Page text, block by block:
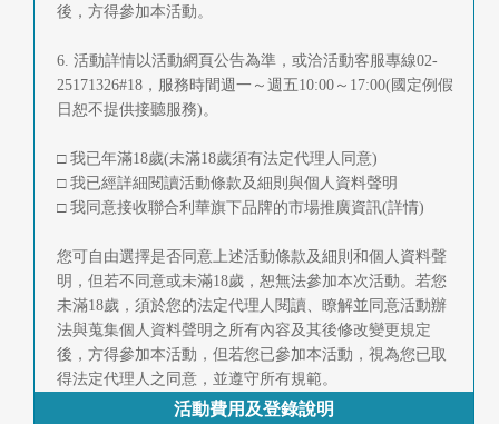
後，方得參加本活動。
6. 活動詳情以活動網頁公告為準，或洽活動客服專線02-
25171326#18，服務時間週一～週五10:00～17:00(國定例假
日恕不提供接聽服務)。
□ 我已年滿18歲(未滿18歲須有法定代理人同意)
□ 我已經詳細閱讀活動條款及細則與個人資料聲明
□ 我同意接收聯合利華旗下品牌的市場推廣資訊(詳情)
您可自由選擇是否同意上述活動條款及細則和個人資料聲
明，但若不同意或未滿18歲，恕無法參加本次活動。若您
未滿18歲，須於您的法定代理人閱讀、瞭解並同意活動辦
法與蒐集個人資料聲明之所有內容及其後修改變更規定
後，方得參加本活動，但若您已參加本活動，視為您已取
得法定代理人之同意，並遵守所有規範。
活動費用及登錄說明